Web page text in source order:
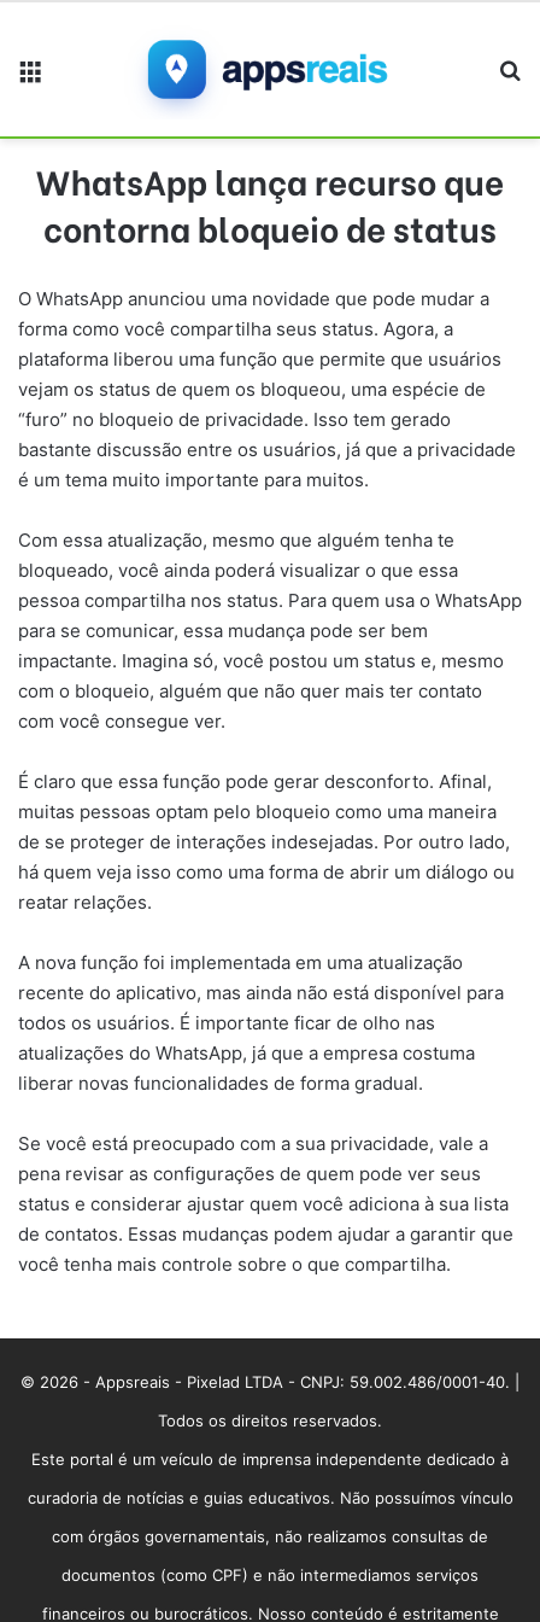
WhatsApp lança recurso que
contorna bloqueio de status
O WhatsApp anunciou uma novidade que pode mudar a
forma como você compartilha seus status. Agora, a
plataforma liberou uma função que permite que usuários
vejam os status de quem os bloqueou, uma espécie de
“furo” no bloqueio de privacidade. Isso tem gerado
bastante discussão entre os usuários, já que a privacidade
é um tema muito importante para muitos.
Com essa atualização, mesmo que alguém tenha te
bloqueado, você ainda poderá visualizar o que essa
pessoa compartilha nos status. Para quem usa o WhatsApp
para se comunicar, essa mudança pode ser bem
impactante. Imagina só, você postou um status e, mesmo
com o bloqueio, alguém que não quer mais ter contato
com você consegue ver.
É claro que essa função pode gerar desconforto. Afinal,
muitas pessoas optam pelo bloqueio como uma maneira
de se proteger de interações indesejadas. Por outro lado,
há quem veja isso como uma forma de abrir um diálogo ou
reatar relações.
A nova função foi implementada em uma atualização
recente do aplicativo, mas ainda não está disponível para
todos os usuários. É importante ficar de olho nas
atualizações do WhatsApp, já que a empresa costuma
liberar novas funcionalidades de forma gradual.
Se você está preocupado com a sua privacidade, vale a
pena revisar as configurações de quem pode ver seus
status e considerar ajustar quem você adiciona à sua lista
de contatos. Essas mudanças podem ajudar a garantir que
você tenha mais controle sobre o que compartilha.
© 2026 - Appsreais - Pixelad LTDA - CNPJ: 59.002.486/0001-40. |
Todos os direitos reservados.
Este portal é um veículo de imprensa independente dedicado à
curadoria de notícias e guias educativos. Não possuímos vínculo
com órgãos governamentais, não realizamos consultas de
documentos (como CPF) e não intermediamos serviços
financeiros ou burocráticos. Nosso conteúdo é estritamente